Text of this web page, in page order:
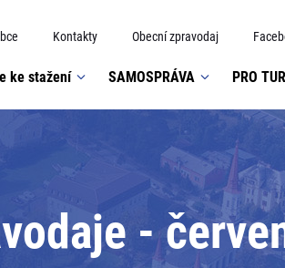
Kontakty Obecní zpravodaj
ke stažení SAMOSPRÁVA PRO
-